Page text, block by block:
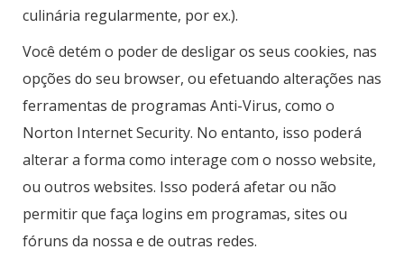
culinária regularmente, por ex.).
Você detém o poder de desligar os seus cookies, nas
opções do seu browser, ou efetuando alterações nas
ferramentas de programas Anti-Virus, como o
Norton Internet Security. No entanto, isso poderá
alterar a forma como interage com o nosso website,
ou outros websites. Isso poderá afetar ou não
permitir que faça logins em programas, sites ou
fóruns da nossa e de outras redes.